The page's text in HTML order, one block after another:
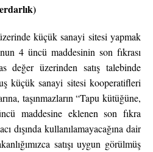
küçük sanayi sitesi yapmak
4 üncü maddesinin son fıkrası
değer üzerinden satış talebinde
küçük sanayi sitesi kooperatifleri
taşınmazların “Tapu kütüğüne,
maddesine eklenen son fıkra
dışında kullanılamayacağına dair
satışı uygun görülmüş